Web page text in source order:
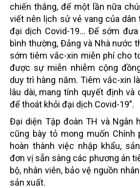
chiến thắng, để một lần nữa
viết nên lịch sử vẻ vang của
đại dịch Covid-19… Để sớm
bình thường, Đảng và Nhà nước
sớm tiêm vắc-xin miễn phí cho
được sự miễn nhiễm cộng
duy trì hàng năm. Tiêm vắc-xin
lâu dài, mang tính quyết định
để thoát khỏi đại dịch Covid-19”.
Đại diện Tập đoàn TH và Ngân
cũng bày tỏ mong muốn Chính
hoàn thành việc nhập khẩu,
đơn vị sẵn sàng các phương án
bộ, nhân viên, bảo vệ nguồn
sản xuất.